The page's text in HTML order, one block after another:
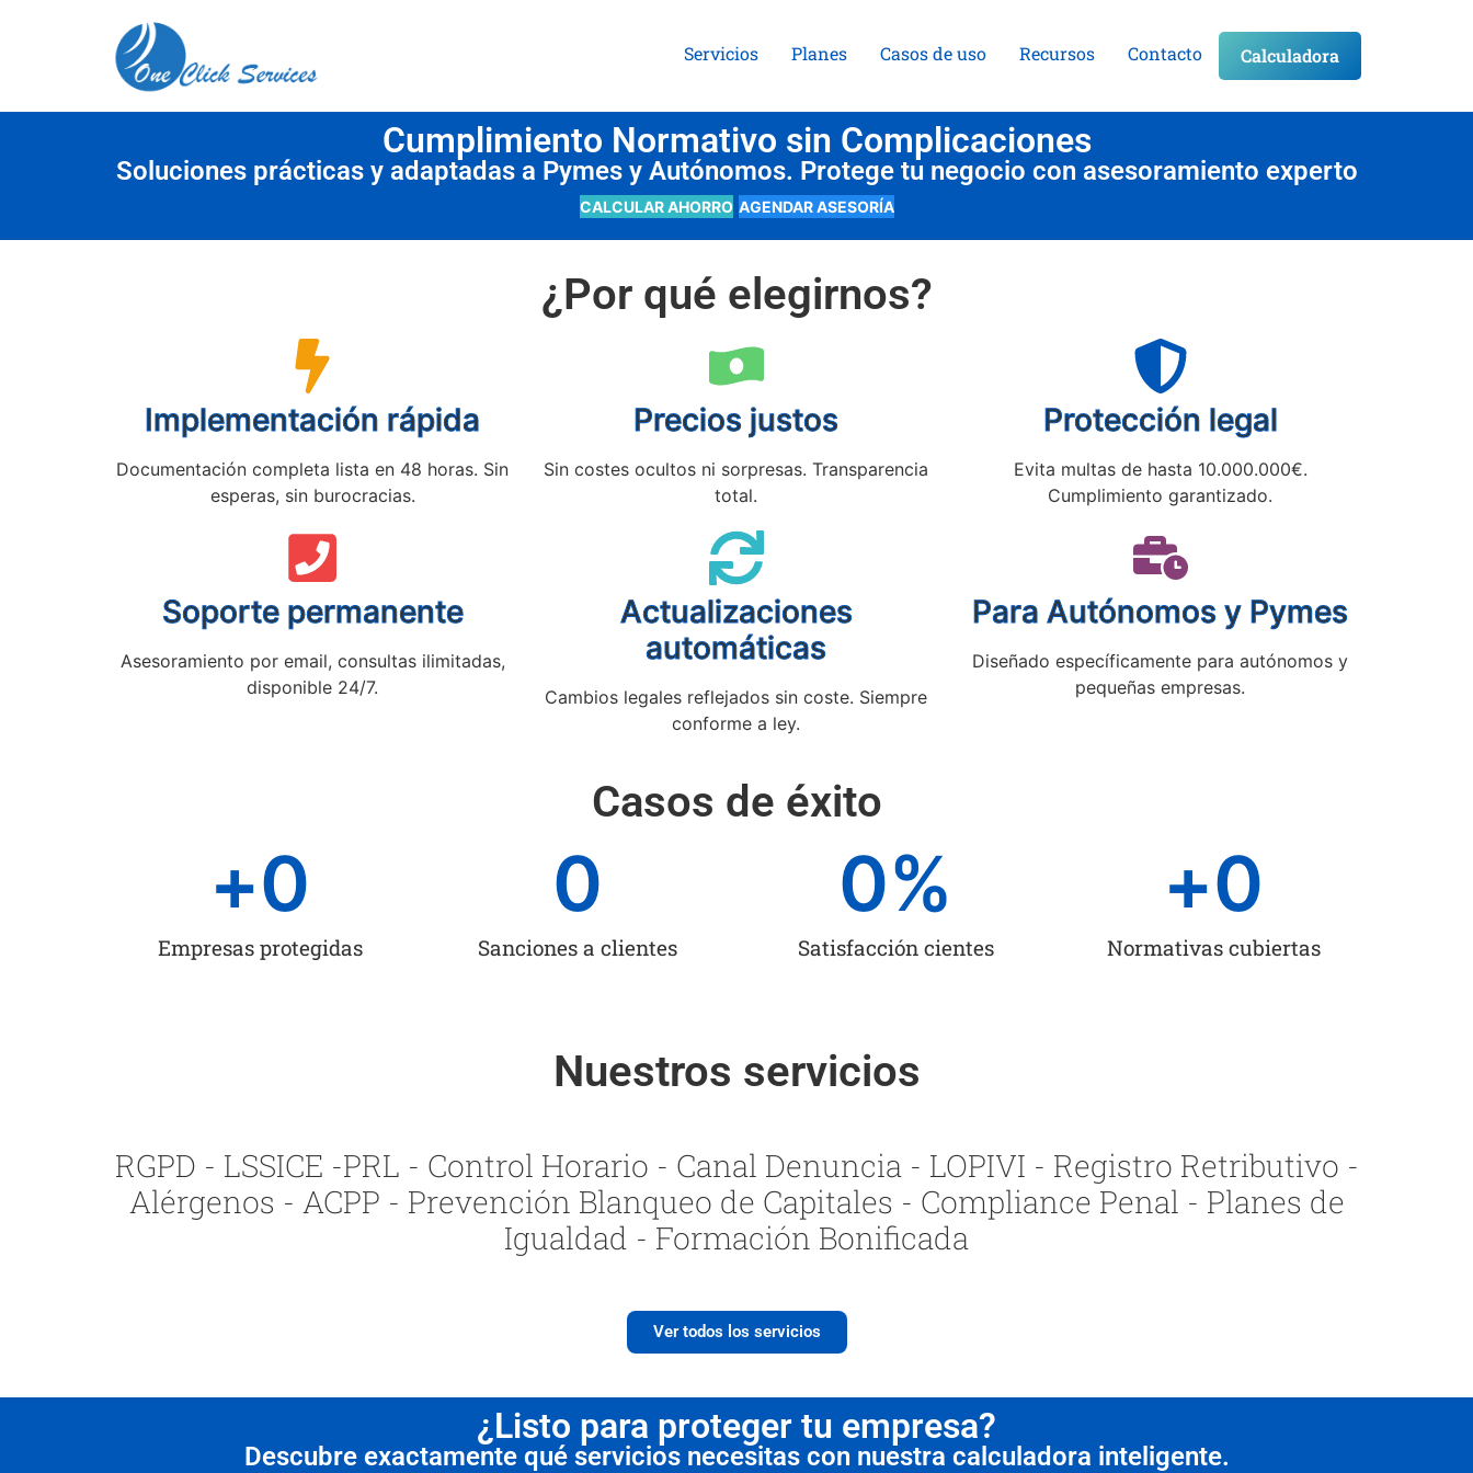
Servicios Planes Casos de uso Recursos Contacto Calculadora
Cumplimiento Normativo sin Complicaciones
Soluciones prácticas y adaptadas a Pymes y Autónomos. Protege tu negocio con asesoramiento experto
CALCULAR AHORRO AGENDAR ASESORÍA
¿Por qué elegirnos?
Implementación rápida
Documentación completa lista en 48 horas. Sin
esperas, sin burocracias.
Precios justos
Sin costes ocultos ni sorpresas. Transparencia
total.
Protección legal
Evita multas de hasta 10.000.000€.
Cumplimiento garantizado.
Soporte permanente
Asesoramiento por email, consultas ilimitadas,
disponible 24/7.
Actualizaciones
automáticas
Cambios legales reflejados sin coste. Siempre
conforme a ley.
Para Autónomos y Pymes
Diseñado específicamente para autónomos y
pequeñas empresas.
Casos de éxito
Empresas protegidas
+0
Sanciones a clientes
0
Satisfacción cientes
0%
Normativas cubiertas
+0
Nuestros servicios
RGPD - LSSICE -PRL - Control Horario - Canal Denuncia - LOPIVI - Registro Retributivo -
Alérgenos - ACPP - Prevención Blanqueo de Capitales - Compliance Penal - Planes de
Igualdad - Formación Bonificada
Ver todos los servicios
¿Listo para proteger tu empresa?
Descubre exactamente qué servicios necesitas con nuestra calculadora inteligente.